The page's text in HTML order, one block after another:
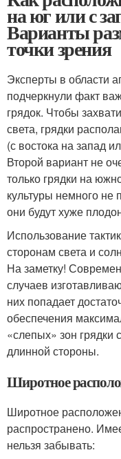
на юг или с
Варианты
точки зрения
Эксперты в области
подчеркнули факт
грядок. Чтобы
света, грядки
(с востока на запад
Второй вариант не
только грядки на
культуры немного не
они будут хуже
Использование
сторонам света и
На заметку!
случаев
них попадает
обеспечения
«слепых» зон грядки
длинной стороны.
Широтное
Широтное
распространено.
нельзя забывать: